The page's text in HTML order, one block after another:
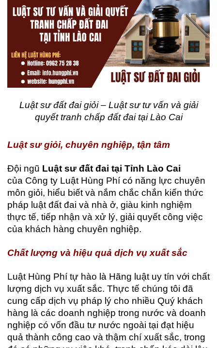
Luật sư đất đai giỏi – Luật sư tư vấn và giải
quyết tranh chấp đất đai tại Lào Cai
Luật sư giỏi, chuyên nghiệp, tận tâm
Đội ngũ Luật sư đất đai tại Tỉnh Lào Cai
của Công ty Luật Hùng Phí có năng lực chuyên
môn giỏi, hiểu biết và nắm chắc chắn kiến thức
pháp luật đất đai và nhà ở, giàu kinh nghiệm
thực tế, tiếp nhận và xử lý, giải quyết công việc
của khách hàng chuyên nghiệp.
Chất lượng và hiệu quả dịch vụ xuất sắc
Luật Hùng Phí tự hào là Hãng luật uy tín với chất
lượng dịch vụ xuất sắc. Thực tế chúng tôi đã
cung cấp dịch vụ pháp lý cho nhiều Quý khách
hàng là các doanh nghiệp trong nước và doanh
nghiệp có vốn đầu tư nước ngoài tại đạt hiệu
quả thành công cao và thậm chí xuất sắc, trong